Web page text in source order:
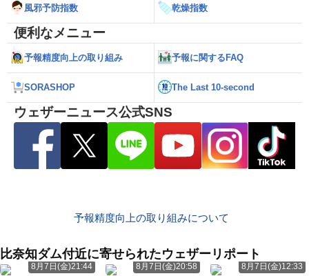
風邪予防指数 乾燥指数
便利なメニュー
予報精度向上の取り組み 予報に関するFAQ
SORASHOP The Last 10-second
ウェザーニュース公式SNS
予報精度向上の取り組みについて
比奈知ダム付近に寄せられたウェザーリポート
8月7日(金)21:44 8月7日(金)20:58 8月7日(金)12:33